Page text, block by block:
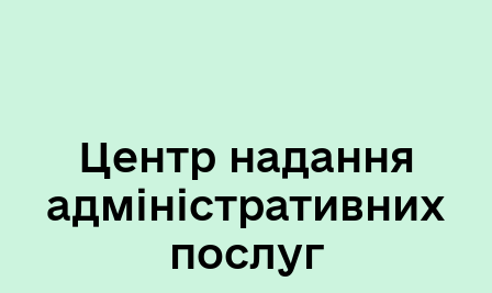
Центр надання
адміністративних
послуг